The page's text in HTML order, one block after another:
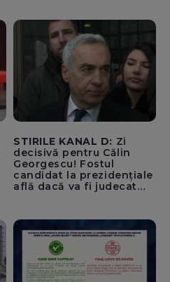
copiii din curtea școlii
care fac bullying
STIRILE KANAL D: Zi
decisivă pentru Călin
Georgescu! Fostul
candidat la prezidențiale
află dacă va fi judecat